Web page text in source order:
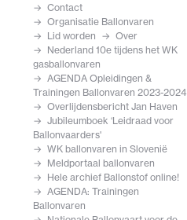
Contact
Organisatie Ballonvaren
Lid worden
Over
Nederland 10e tijdens het WK
gasballonvaren
AGENDA Opleidingen &
Trainingen Ballonvaren 2023-2024
Overlijdensbericht Jan Haven
Jubileumboek ‘Leidraad voor
Ballonvaarders'
WK ballonvaren in Slovenië
Meldportaal ballonvaren
Hele archief Ballonstof online!
AGENDA: Trainingen
Ballonvaren